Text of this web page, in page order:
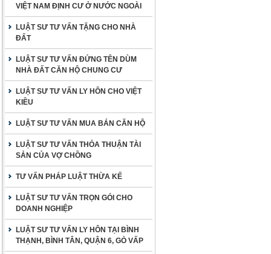
VIỆT NAM ĐỊNH CƯ Ở NƯỚC NGOÀI
LUẬT SƯ TƯ VẤN TẶNG CHO NHÀ
ĐẤT
LUẬT SƯ TƯ VẤN ĐỨNG TÊN DÙM
NHÀ ĐẤT CĂN HỘ CHUNG CƯ
LUẬT SƯ TƯ VẤN LY HÔN CHO VIỆT
KIỀU
LUẬT SƯ TƯ VẤN MUA BÁN CĂN HỘ
LUẬT SƯ TƯ VẤN THỎA THUẬN TÀI
SẢN CỦA VỢ CHỒNG
TƯ VẤN PHÁP LUẬT THỪA KẾ
LUẬT SƯ TƯ VẤN TRỌN GÓI CHO
DOANH NGHIỆP
LUẬT SƯ TƯ VẤN LY HÔN TẠI BÌNH
THẠNH, BÌNH TÂN, QUẬN 6, GÒ VẤP